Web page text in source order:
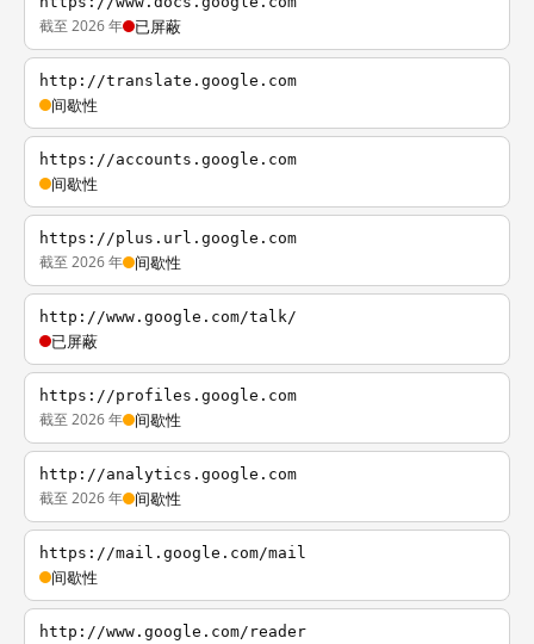
截至 2026 年 已屏蔽
http://translate.google.com
间歇性
https://accounts.google.com
间歇性
https://plus.url.google.com
截至 2026 年 间歇性
http://www.google.com/talk/
已屏蔽
https://profiles.google.com
截至 2026 年 间歇性
http://analytics.google.com
截至 2026 年 间歇性
https://mail.google.com/mail
间歇性
http://www.google.com/reader